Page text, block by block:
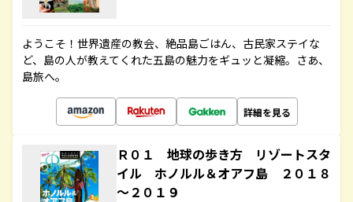
ようこそ！世界遺産の教会、絶品島ごはん、古民家ステイな
ど、島の人が教えてくれた五島の魅力をギュッと凝縮。さあ、
島旅へ。
詳細を見る
Ｒ０１ 地球の歩き方 リゾートスタ
イル ホノルル＆オアフ島 ２０１８
～２０１９